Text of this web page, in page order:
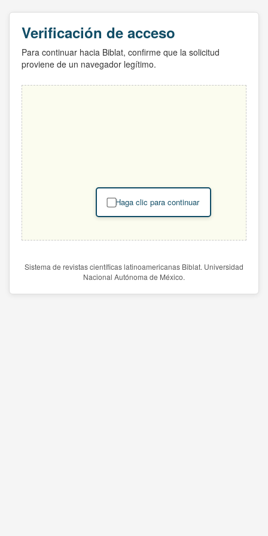
Verificación de acceso
Para continuar hacia Biblat, confirme que la solicitud
proviene de un navegador legítimo.
Haga clic para continuar
Sistema de revistas científicas latinoamericanas Biblat. Universidad
Nacional Autónoma de México.